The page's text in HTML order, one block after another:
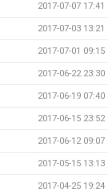
2017-07-07 17:41
2017-07-03 13:21
2017-07-01 09:15
2017-06-22 23:30
2017-06-19 07:40
2017-06-15 23:52
2017-06-12 09:07
2017-05-15 13:13
2017-04-25 19:24